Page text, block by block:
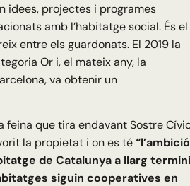
idees, projectes i programes
amb l’habitatge social. És el
entre els guardonats. El 2019 la
Or i, el mateix any, la
va obtenir un
feina que tira endavant Sostre
la propietat i on es té“l’ambició
de Catalunya a llarg
siguin cooperatives en